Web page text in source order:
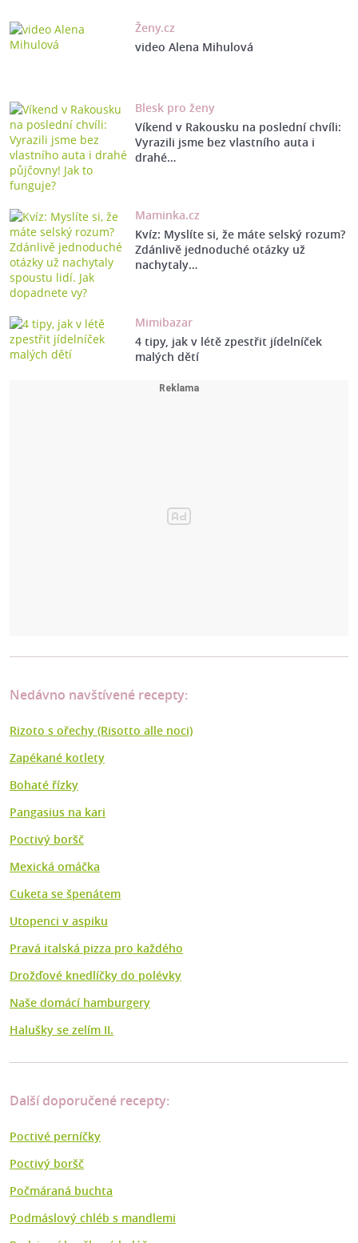
Ženy.cz
video Alena Mihulová
Blesk pro ženy
Víkend v Rakousku na poslední chvíli:
Vyrazili jsme bez vlastního auta i
drahé…
Maminka.cz
Kvíz: Myslíte si, že máte selský rozum?
Zdánlivě jednoduché otázky už
nachytaly…
Mimibazar
4 tipy, jak v létě zpestřit jídelníček
malých dětí
Nedávno navštívené recepty:
Rizoto s ořechy (Risotto alle noci)
Zapékané kotlety
Bohaté řízky
Pangasius na kari
Poctivý boršč
Mexická omáčka
Cuketa se špenátem
Utopenci v aspiku
Pravá italská pizza pro každého
Drožďové knedlíčky do polévky
Naše domácí hamburgery
Halušky se zelím II.
Další doporučené recepty:
Poctivé perníčky
Poctivý boršč
Počmáraná buchta
Podmáslový chléb s mandlemi